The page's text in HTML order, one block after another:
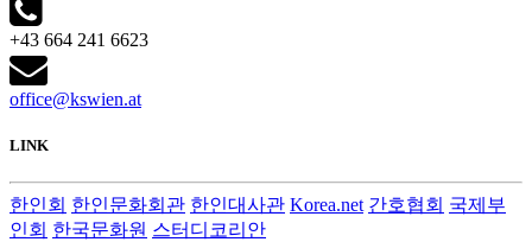
+43 664 241 6623
office@kswien.at
LINK
한인회 한인문화회관 한인대사관 Korea.net 간호협회 국제부
인회 한국문화원 스터디코리안